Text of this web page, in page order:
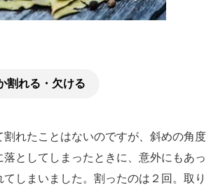
割れる・欠ける
割れたことはないのですが、斜めの角度
落としてしまったときに、意外にもあっ
てしまいました。割ったのは２回。取り